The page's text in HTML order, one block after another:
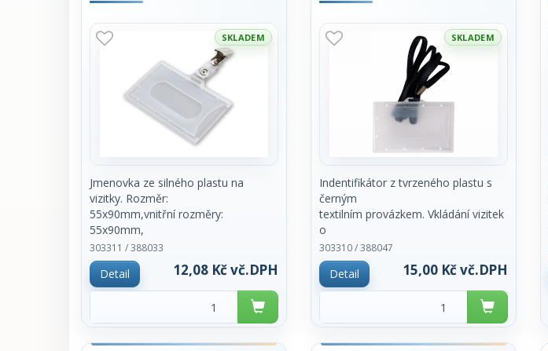
SKLADEM
Jmenovka ze silného plastu na
vizitky. Rozměr:
55x90mm,vnitřní rozměry:
55x90mm,
vnější
rozměry:59x92mm
cena za 1ks
303311 / 388033
Detail 12,08 Kč vč.DPH
SKLADEM
Indentifikátor z tvrzeného plastu s
černým
textilním provázkem. Vkládání vizitek
o
rozměru 54 x 86 mm. Cena za kus.
303310 / 388047
Detail 15,00 Kč vč.DPH